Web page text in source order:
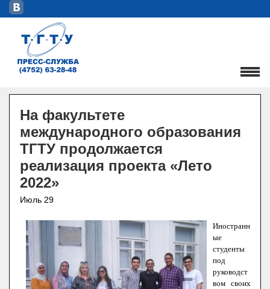
На факультете
международного образования
ТГТУ продолжается
реализация проекта «Лето
2022»
Июль 29
Иностранн
ые
студенты
под
руководст
вом своих